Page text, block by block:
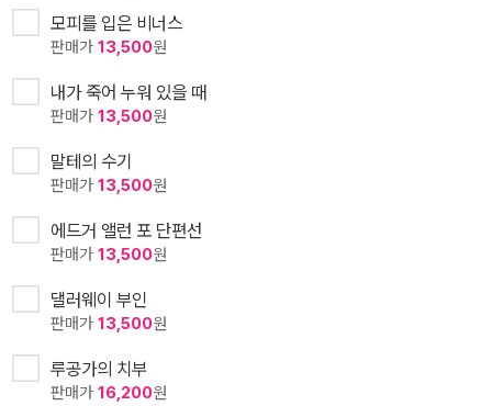
모피를 입은 비너스
판매가 13,500원
내가 죽어 누워 있을 때
판매가 13,500원
말테의 수기
판매가 13,500원
에드거 앨런 포 단편선
판매가 13,500원
댈러웨이 부인
판매가 13,500원
루공가의 치부
판매가 16,200원